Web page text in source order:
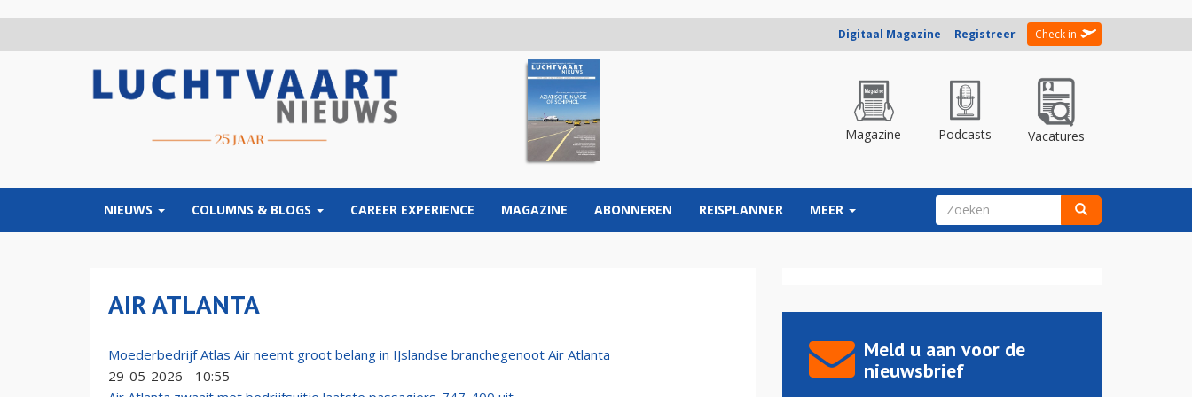
Digitaal Magazine Registreer Check in
Magazine Podcasts Vacatures
NIEUWS COLUMNS & BLOGS CAREER EXPERIENCE MAGAZINE ABONNEREN REISPLANNER MEER ZOEKVELD
AIR ATLANTA
Moederbedrijf Atlas Air neemt groot belang in IJslandse branchegenoot Air Atlanta
29-05-2026 - 10:55
Meld u aan voor de
nieuwsbrief